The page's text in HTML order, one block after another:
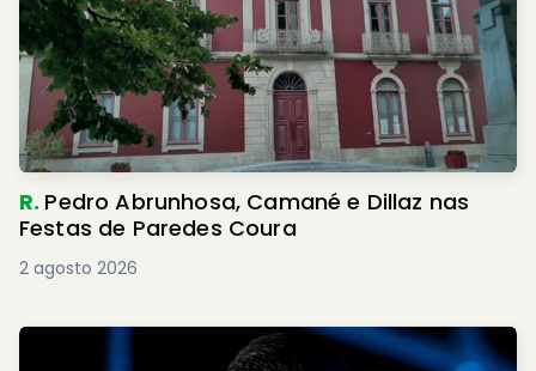
R. Pedro Abrunhosa, Camané e Dillaz nas
Festas de Paredes Coura
2 agosto 2026